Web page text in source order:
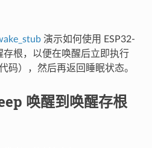
演示如何使用 ESP32-
存根，以便在唤醒后立即执行
码），然后再返回睡眠状态。
唤醒到唤醒存根